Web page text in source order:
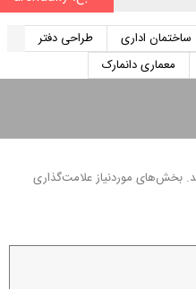
ساختمان اداری
طراحی دفتر
معماری دانمارک
بخش‌های موردنیاز علامت‌گذاری